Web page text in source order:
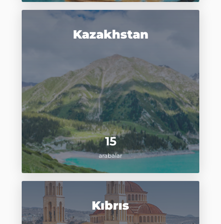
15
arabalar
Kazakhstan
Kıbrıs